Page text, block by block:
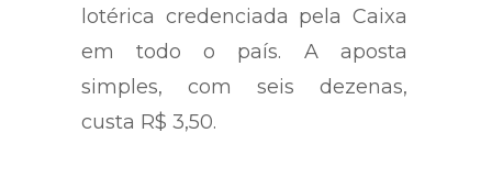
lotérica credenciada pela Caixa
em todo o país. A aposta
simples, com seis dezenas,
custa R$ 3,50.